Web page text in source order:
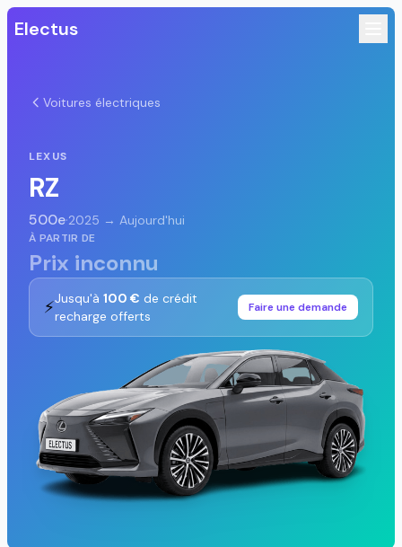
Electus
Voitures électriques
LEXUS
RZ
500e·2025 → Aujourd'hui
À PARTIR DE
Prix inconnu
⚡Jusqu'à 100 € de crédit
recharge offerts
Faire une demande